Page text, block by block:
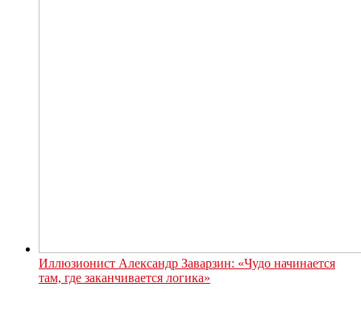
Иллюзионист Александр Заварзин: «Чудо начинается
там, где заканчивается логика»